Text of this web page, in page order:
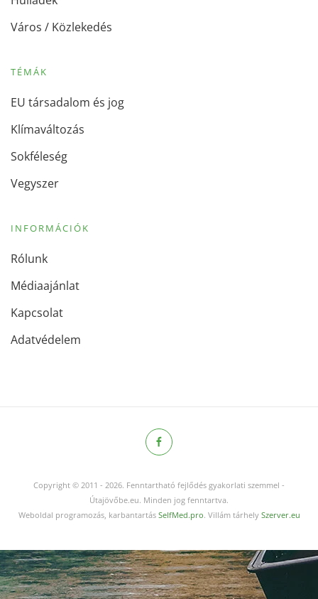
Város / Közlekedés
TÉMÁK
EU társadalom és jog
Klímaváltozás
Sokféleség
Vegyszer
INFORMÁCIÓK
Rólunk
Médiaajánlat
Kapcsolat
Adatvédelem
Copyright © 2011 - 2026. Fenntartható fejlődés gyakorlati szemmel -
Útajövőbe.eu. Minden jog fenntartva.
Weboldal programozás, karbantartás SelfMed.pro. Villám tárhely Szerver.eu